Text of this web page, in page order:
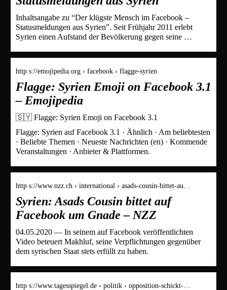
Inhaltsangabe zu “Der klügste Mensch im Facebook –
Statusmeldungen aus Syrien”. Seit Frühjahr 2011 erlebt
Syrien einen Aufstand der Bevölkerung gegen seine …
http s://emojipedia.org › facebook › flagge-syrien
Flagge: Syrien Emoji on Facebook 3.1
– Emojipedia
🇸🇾 Flagge: Syrien Emoji on Facebook 3.1
Flagge: Syrien auf Facebook 3.1 · Ähnlich · Am beliebtesten
· Beliebte Themen · Neueste Nachrichten (en) · Kommende
Veranstaltungen · Anbieter & Plattformen.
http s://www.nzz.ch › international › asads-cousin-bittet-au…
Syrien: Asads Cousin bittet auf
Facebook um Gnade – NZZ
04.05.2020 — In seinem auf Facebook veröffentlichten
Video beteuert Makhluf, seine Verpflichtungen gegenüber
dem syrischen Staat stets erfüllt zu haben.
http s://www.tagesspiegel.de › politik › opposition-schickt-…